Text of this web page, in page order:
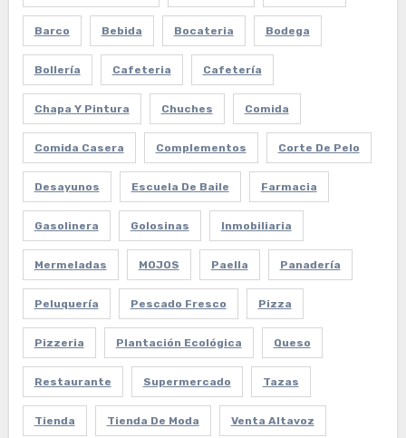
Barco Bebida Bocateria Bodega
Bollería Cafeteria Cafetería
Chapa Y Pintura Chuches Comida
Comida Casera Complementos Corte De Pelo
Desayunos Escuela De Baile Farmacia
Gasolinera Golosinas Inmobiliaria
Mermeladas MOJOS Paella Panadería
Peluquería Pescado Fresco Pizza
Pizzeria Plantación Ecológica Queso
Restaurante Supermercado Tazas
Tienda Tienda De Moda Venta Altavoz